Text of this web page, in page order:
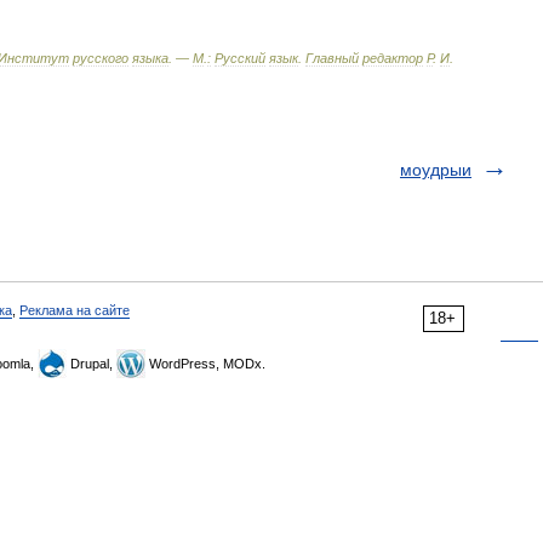
русского языка . — М : Русский язык. Главный редактор Р. И
моудрыи
18+
Реклама на сайте
Drupal, WordPress, MODx.